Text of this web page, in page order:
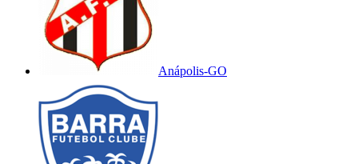
Anápolis-GO